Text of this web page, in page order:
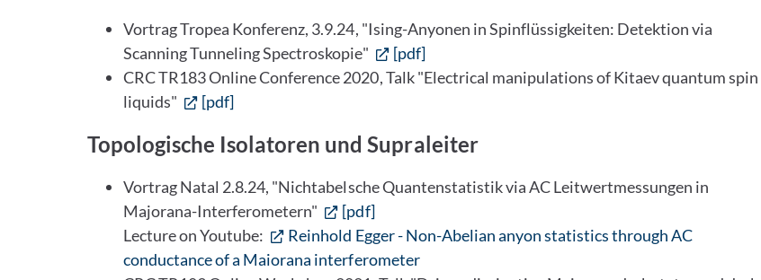
Vortrag Tropea Konferenz, 3.9.24, "Ising-Anyonen in Spinflüssigkeiten: Detektion via
Scanning Tunneling Spectroskopie"
[pdf]
CRC TR183 Online Conference 2020, Talk "Electrical manipulations of Kitaev quantum spin
liquids"
[pdf]
Topologische Isolatoren und Supraleiter
Vortrag Natal 2.8.24, "Nichtabelsche Quantenstatistik via AC Leitwertmessungen in
Majorana-Interferometern"
[pdf]
Lecture on Youtube:
Reinhold Egger - Non-Abelian anyon statistics through AC
conductance of a Maiorana interferometer